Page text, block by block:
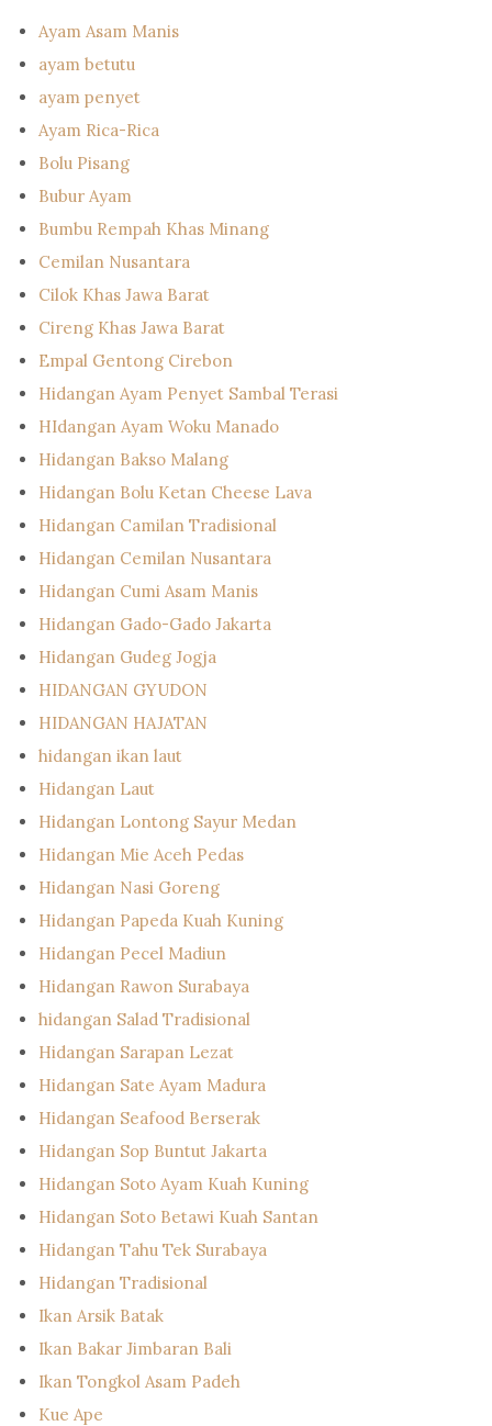
Ayam Asam Manis
ayam betutu
ayam penyet
Ayam Rica-Rica
Bolu Pisang
Bubur Ayam
Bumbu Rempah Khas Minang
Cemilan Nusantara
Cilok Khas Jawa Barat
Cireng Khas Jawa Barat
Empal Gentong Cirebon
Hidangan Ayam Penyet Sambal Terasi
HIdangan Ayam Woku Manado
Hidangan Bakso Malang
Hidangan Bolu Ketan Cheese Lava
Hidangan Camilan Tradisional
Hidangan Cemilan Nusantara
Hidangan Cumi Asam Manis
Hidangan Gado-Gado Jakarta
Hidangan Gudeg Jogja
HIDANGAN GYUDON
HIDANGAN HAJATAN
hidangan ikan laut
Hidangan Laut
Hidangan Lontong Sayur Medan
Hidangan Mie Aceh Pedas
Hidangan Nasi Goreng
Hidangan Papeda Kuah Kuning
Hidangan Pecel Madiun
Hidangan Rawon Surabaya
hidangan Salad Tradisional
Hidangan Sarapan Lezat
Hidangan Sate Ayam Madura
Hidangan Seafood Berserak
Hidangan Sop Buntut Jakarta
Hidangan Soto Ayam Kuah Kuning
Hidangan Soto Betawi Kuah Santan
Hidangan Tahu Tek Surabaya
Hidangan Tradisional
Ikan Arsik Batak
Ikan Bakar Jimbaran Bali
Ikan Tongkol Asam Padeh
Kue Ape